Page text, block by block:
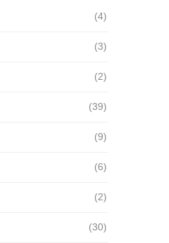
(4)
(3)
(2)
(39)
(9)
(6)
(2)
(30)